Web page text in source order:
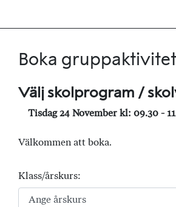
Boka gruppaktivitet
Välj skolprogram /
Tisdag 24 November kl: 09.30 -
Välkommen att boka.
Klass/årskurs: